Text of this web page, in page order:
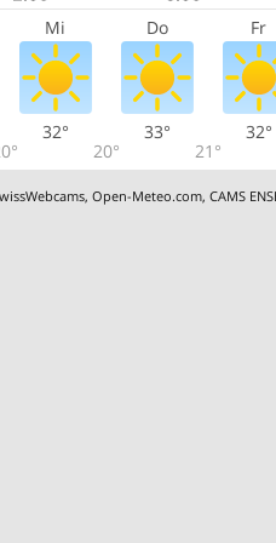
Mi Do Fr
32°
20°
33°
21°
32°
,Open-Meteo.com,CAMS